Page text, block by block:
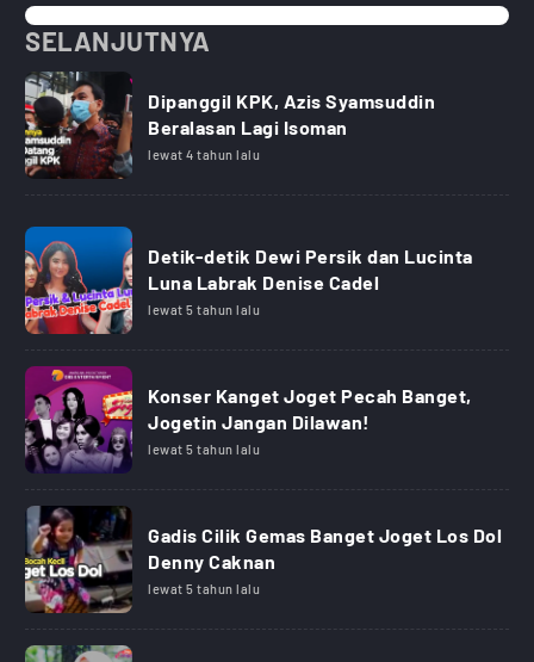
SELANJUTNYA
Dipanggil KPK, Azis Syamsuddin
Beralasan Lagi Isoman
lewat 4 tahun lalu
Detik-detik Dewi Persik dan Lucinta
Luna Labrak Denise Cadel
lewat 5 tahun lalu
Konser Kanget Joget Pecah Banget,
Jogetin Jangan Dilawan!
lewat 5 tahun lalu
Gadis Cilik Gemas Banget Joget Los Dol
Denny Caknan
lewat 5 tahun lalu